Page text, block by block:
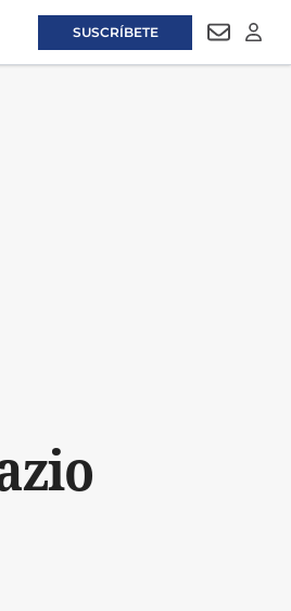
SUSCRÍBETE